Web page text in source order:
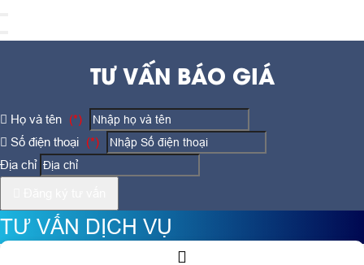
TƯ VẤN BÁO GIÁ
Họ và tên (*)
Số điện thoại (*)
Địa chỉ
TƯ VẤN DỊCH VỤ